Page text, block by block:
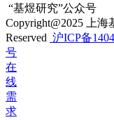
“基煜研究”公众号
Copyright@2025 上
Reserved 沪ICP备
号
在
线
需
求